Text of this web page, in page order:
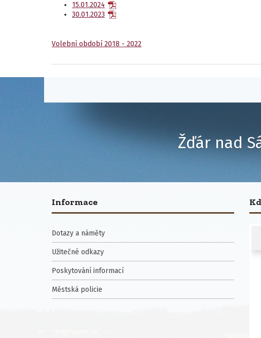
15.01.2024
30.01.2023
Volební období 2018 - 2022
Žďár nad
Informace
Dotazy a náměty
Užitečné odkazy
Poskytování informací
Městská policie